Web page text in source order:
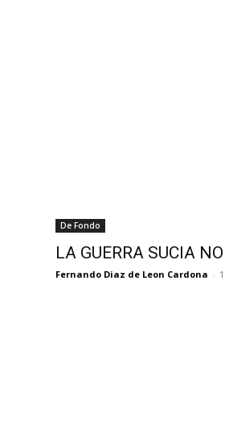
De Fondo
LA GUERRA SUCIA
Fernando Diaz de Leon Cardona -